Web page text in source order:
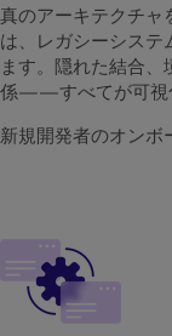
真のアーキテクチャ
は、レガシーシス
ます。隠れた結合
係——すべてが可視
新規開発者のオンボ